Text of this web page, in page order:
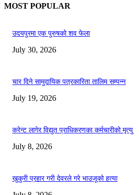
MOST POPULAR
उदयपुरमा एक पुरुषको शव फेला
July 30, 2026
चार दिने सामुदायिक पत्रकारिता तालिम सम्पन्न
July 19, 2026
करेन्ट लागेर विद्युत प्राधिकरणका कर्मचारीको मृत्यु
July 8, 2026
खुकुरी प्रहार गरी देवरले गरे भाउजूको हत्या